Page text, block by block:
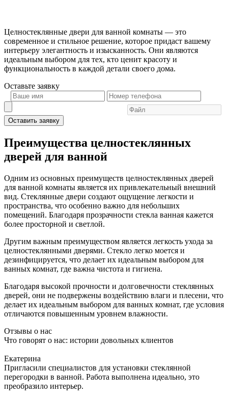
Целностеклянные двери для ванной комнаты — это
современное и стильное решение, которое придаст вашему
интерьеру элегантность и изысканность. Они являются
идеальным выбором для тех, кто ценит красоту и
функциональность в каждой детали своего дома.
Оставьте заявку
Оставить заявку
Преимущества целностеклянных
дверей для ванной
Одним из основных преимуществ целностеклянных дверей
для ванной комнаты является их привлекательный внешний
вид. Стеклянные двери создают ощущение легкости и
пространства, что особенно важно для небольших
помещений. Благодаря прозрачности стекла ванная кажется
более просторной и светлой.
Другим важным преимуществом является легкость ухода за
целностеклянными дверями. Стекло легко моется и
дезинфицируется, что делает их идеальным выбором для
ванных комнат, где важна чистота и гигиена.
Благодаря высокой прочности и долговечности стеклянных
дверей, они не подвержены воздействию влаги и плесени, что
делает их идеальным выбором для ванных комнат, где условия
отличаются повышенным уровнем влажности.
Отзывы о нас
Что говорят о нас: истории довольных клиентов
Екатерина
Пригласили специалистов для установки стеклянной
перегородки в ванной. Работа выполнена идеально, это
преобразило интерьер.